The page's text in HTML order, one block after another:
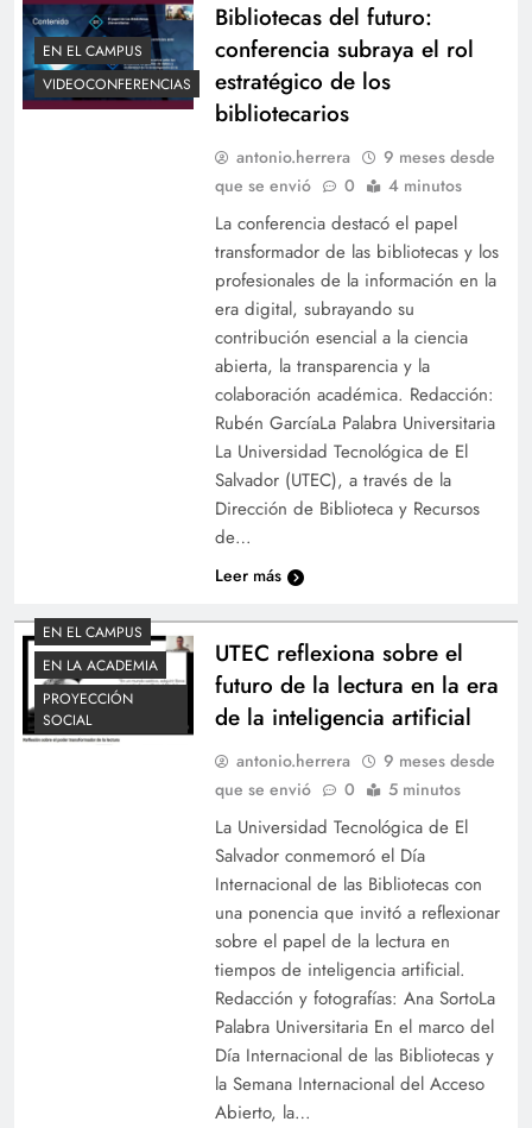
EN EL CAMPUS
VIDEOCONFERENCIAS
Bibliotecas del futuro:
conferencia subraya el rol
estratégico de los
bibliotecarios
antonio.herrera
9 meses desde
que se envió
0 4 minutos
La conferencia destacó el papel
transformador de las bibliotecas y los
profesionales de la información en la
era digital, subrayando su
contribución esencial a la ciencia
abierta, la transparencia y la
colaboración académica. Redacción:
Rubén GarcíaLa Palabra Universitaria
La Universidad Tecnológica de El
Salvador (UTEC), a través de la
Dirección de Biblioteca y Recursos
de…
Leer más
EN EL CAMPUS
EN LA ACADEMIA
PROYECCIÓN
SOCIAL
UTEC reflexiona sobre el
futuro de la lectura en la era
de la inteligencia artificial
antonio.herrera
9 meses desde
que se envió
0 5 minutos
La Universidad Tecnológica de El
Salvador conmemoró el Día
Internacional de las Bibliotecas con
una ponencia que invitó a reflexionar
sobre el papel de la lectura en
tiempos de inteligencia artificial.
Redacción y fotografías: Ana SortoLa
Palabra Universitaria En el marco del
Día Internacional de las Bibliotecas y
la Semana Internacional del Acceso
Abierto, la…